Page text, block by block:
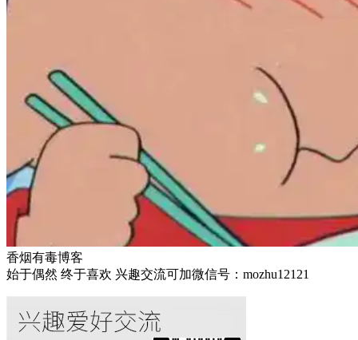
香烟有毒博客
始于偶然 终于喜欢 兴趣交流可加微信号：mozhu12121